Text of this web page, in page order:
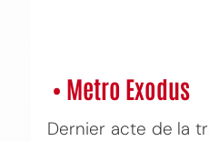
• Metro Exodus
Dernier acte de la